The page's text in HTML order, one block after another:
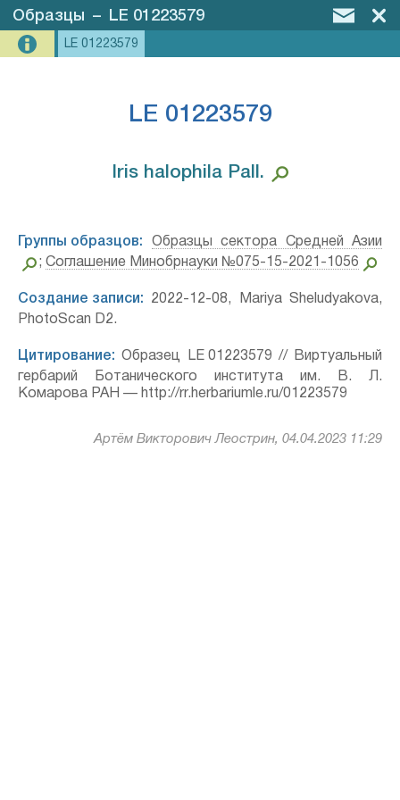
Образцы – LE 01223579
LE 01223579
LE 01223579
Iris halophila Pall.⁣
Группы образцов:
Образцы сектора Средней Азии
; Соглашение Минобрнауки №075-15-2021-1056
Создание записи: 2022-12-08, Mariya Sheludyakova,
PhotoScan D2.
Цитирование: Образец LE 01223579 // Виртуальный
гербарий Ботанического института им. В. Л.
Комарова РАН — http://rr.herbariumle.ru/01223579
Артём Викторович Леострин, 04.04.2023 11:29